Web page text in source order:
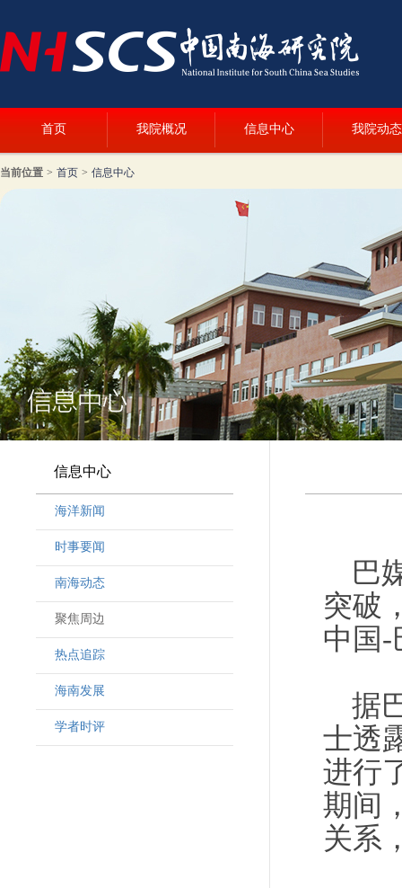
首页 我院概况 信息中心 我院动态
当前位置 > 首页 > 信息中心
信息中心
海洋新闻
时事要闻
南海动态
聚焦周边
热点追踪
海南发展
学者时评
巴
突破
中国-
据
士透
进行
期间
关系